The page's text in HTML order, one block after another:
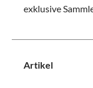
exklusive
Artikel